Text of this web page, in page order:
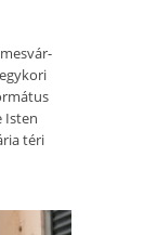
Isten
téri